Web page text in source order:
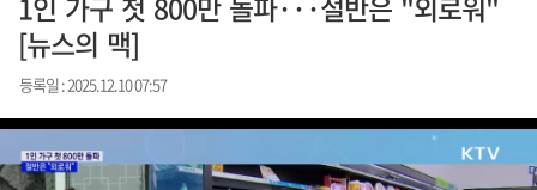
[뉴스의 맥]
등록일 : 2025.12.10 07:57